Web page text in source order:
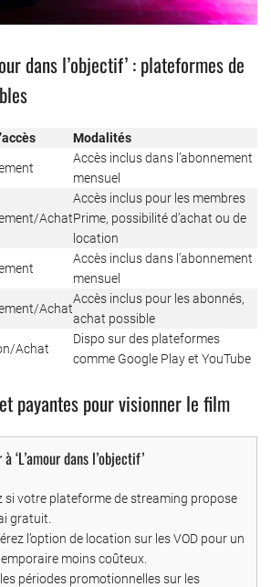
dans l’objectif’ : plateformes de
Modalités
Accès inclus dans l’abonnement
mensuel
Achat
Accès inclus pour les membres
Prime, possibilité d’achat ou de
location
Accès inclus dans l’abonnement
mensuel
Achat
Accès inclus pour les abonnés,
achat possible
Achat
Dispo sur des plateformes
comme Google Play et YouTube
payantes pour visionner le film
‘L’amour dans l’objectif’
si votre plateforme de streaming propose
gratuit.
l’option de location sur les VOD pour un
moins coûteux.
périodes promotionnelles sur les